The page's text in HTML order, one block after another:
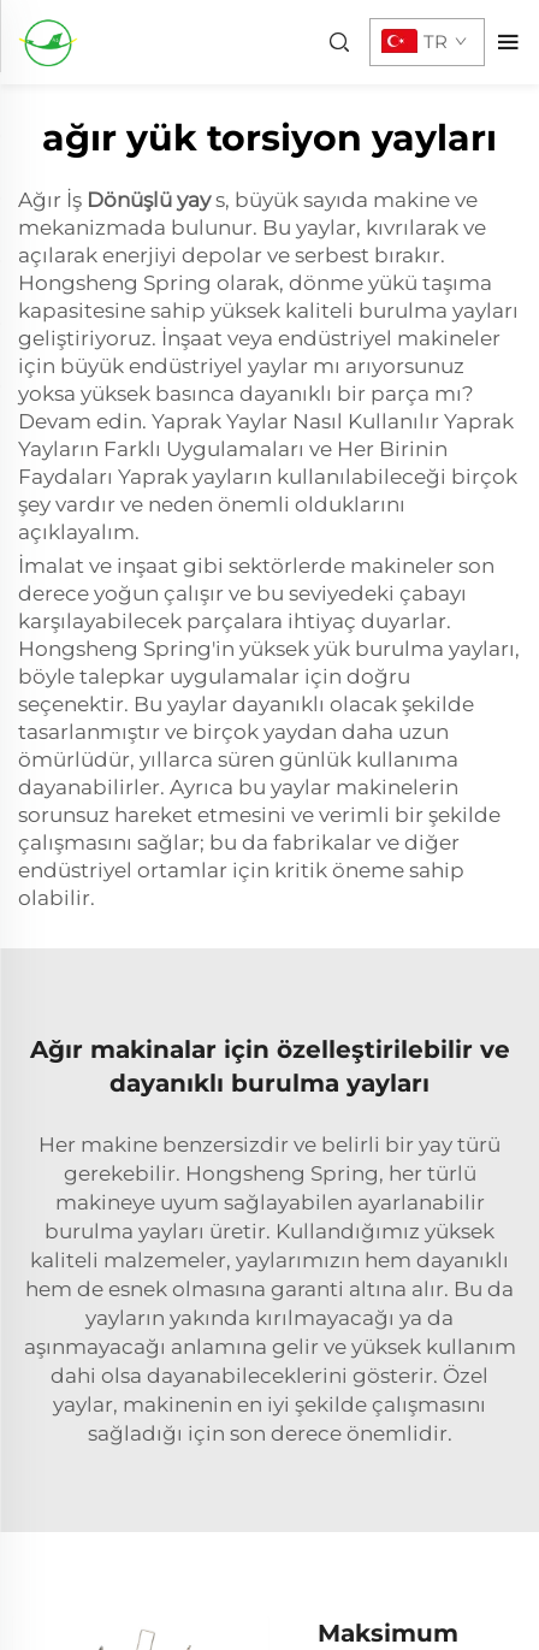
TR
ağır yük torsiyon yayları
Ağır İş Dönüşlü yays, büyük sayıda makine ve
mekanizmada bulunur. Bu yaylar, kıvrılarak ve
açılarak enerjiyi depolar ve serbest bırakır.
Hongsheng Spring olarak, dönme yükü taşıma
kapasitesine sahip yüksek kaliteli burulma yayları
geliştiriyoruz. İnşaat veya endüstriyel makineler
için büyük endüstriyel yaylar mı arıyorsunuz
yoksa yüksek basınca dayanıklı bir parça mı?
Devam edin. Yaprak Yaylar Nasıl Kullanılır Yaprak
Yayların Farklı Uygulamaları ve Her Birinin
Faydaları Yaprak yayların kullanılabileceği birçok
şey vardır ve neden önemli olduklarını
açıklayalım.
İmalat ve inşaat gibi sektörlerde makineler son
derece yoğun çalışır ve bu seviyedeki çabayı
karşılayabilecek parçalara ihtiyaç duyarlar.
Hongsheng Spring'in yüksek yük burulma yayları,
böyle talepkar uygulamalar için doğru
seçenektir. Bu yaylar dayanıklı olacak şekilde
tasarlanmıştır ve birçok yaydan daha uzun
ömürlüdür, yıllarca süren günlük kullanıma
dayanabilirler. Ayrıca bu yaylar makinelerin
sorunsuz hareket etmesini ve verimli bir şekilde
çalışmasını sağlar; bu da fabrikalar ve diğer
endüstriyel ortamlar için kritik öneme sahip
olabilir.
Ağır makinalar için özelleştirilebilir ve
dayanıklı burulma yayları
Her makine benzersizdir ve belirli bir yay türü
gerekebilir. Hongsheng Spring, her türlü
makineye uyum sağlayabilen ayarlanabilir
burulma yayları üretir. Kullandığımız yüksek
kaliteli malzemeler, yaylarımızın hem dayanıklı
hem de esnek olmasına garanti altına alır. Bu da
yayların yakında kırılmayacağı ya da
aşınmayacağı anlamına gelir ve yüksek kullanım
dahi olsa dayanabileceklerini gösterir. Özel
yaylar, makinenin en iyi şekilde çalışmasını
sağladığı için son derece önemlidir.
Maksimum